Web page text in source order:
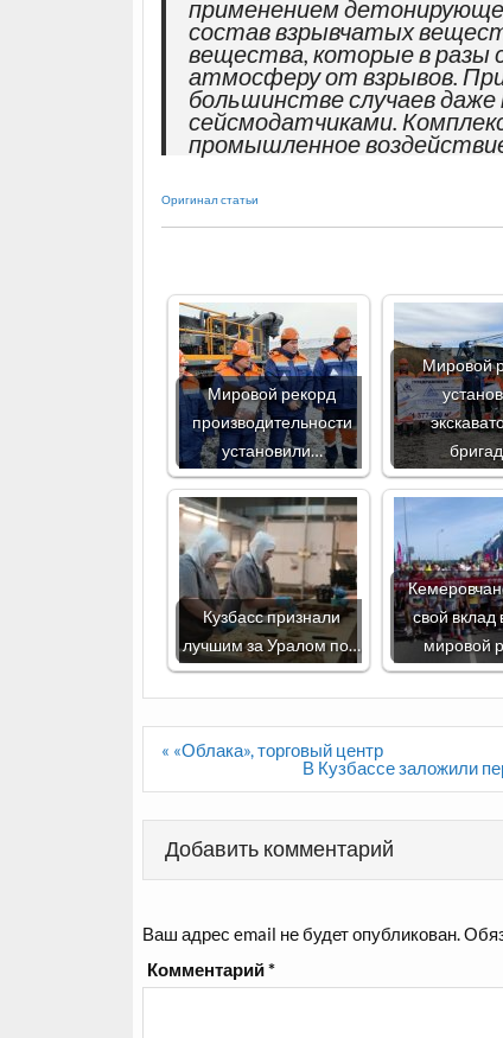
применением
состав взрывчатых
вещества, которые в разы
атмосферу от взрывов.
большинстве случаев
сейсмодатчиками.
промышленное
Оригинал статьи
Мировой рекорд
производительности
установили…
Мировой
Кузбасс признали
лучшим за Уралом по…
свой вклад
мировой
Навигация
« «Облака», торговый центр
В Кузбассе заложили
Добавить комментарий
Ваш адрес email не будет опубликован.
Комментарий*